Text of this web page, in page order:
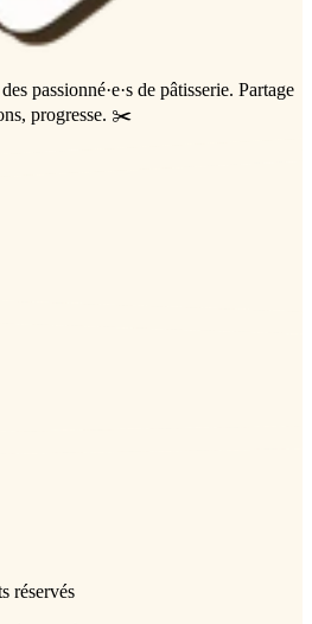
des passionné·e·s de pâtisserie. Partage
progresse. ✂️
réservés